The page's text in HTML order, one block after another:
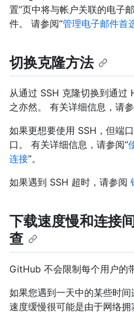
置”页中将与帐户关联的电子
件。 请参阅“管理电子邮件首
切换克隆方法
从通过 SSH 克隆切换到通过
之亦然。 有关详细信息，请
如果更想要使用 SSH，但端
口。 有关详细信息，请参阅“
连接”。
如果遇到 SSH 超时，请参阅
下载速度慢和连接
查
GitHub 不会限制每个用户的
如果您遇到一天中的某些时
速度缓慢很可能是由于网络